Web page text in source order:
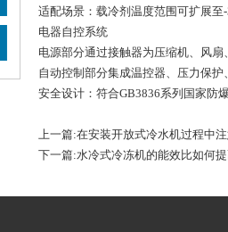
适配场景：载冷剂温度范围可扩展
电器自控系统
电源部分通过接触器为压缩机、风扇
自动控制部分集成温控器、压力保
安全设计：符合GB3836系列国家防
上一篇:在安装开放式冷水机过程中注
下一篇:水冷式冷冻机的能效比如何提